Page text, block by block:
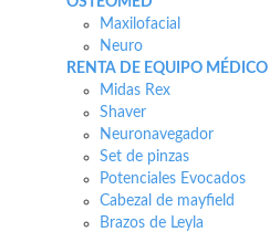
Maxilofacial
Neuro
RENTA DE EQUIPO MÉDICO
Midas Rex
Shaver
Neuronavegador
Set de pinzas
Potenciales Evocados
Cabezal de mayfield
Brazos de Leyla